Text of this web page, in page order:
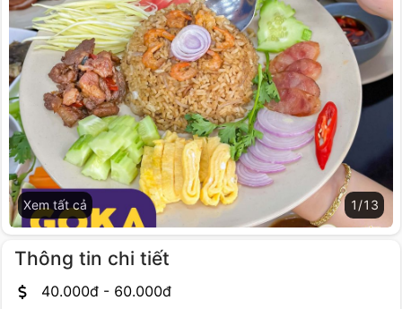
Xem tất cả 1 /13
Thông tin chi tiết
40.000đ - 60.000đ